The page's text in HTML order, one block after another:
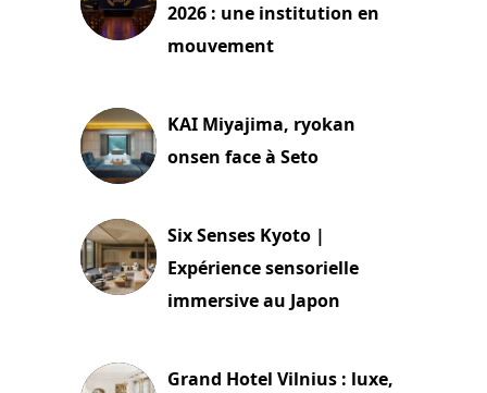
2026 : une institution en
mouvement
KAI Miyajima, ryokan
onsen face à Seto
Six Senses Kyoto |
Expérience sensorielle
immersive au Japon
Grand Hotel Vilnius : luxe,